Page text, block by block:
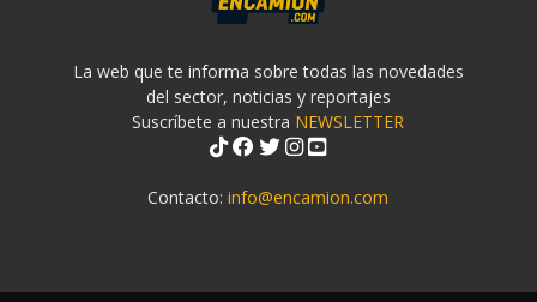
La web que te informa sobre todas las novedades
del sector, noticias y reportajes
Suscríbete a nuestra NEWSLETTER
Contacto:info@encamion.com